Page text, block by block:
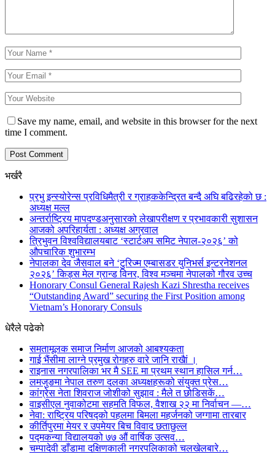
Save my name, email, and website in this browser for the next
time I comment.
भर्खरै
प्रभु इन्स्योरेन्स प्रविधिमैत्री र ग्राहककेन्द्रित बन्दै अघि बढिरहेको छ :
अध्यक्ष मल्ल
अन्तर्राष्ट्रिय मापदण्डअनुसारको लेखापरीक्षण र प्रभावकारी सुशासन
आजको अपरिहार्यता : अध्यक्ष अग्रवाल
त्रिभुवन विश्वविद्यालयबाट ‘स्टार्टअप समिट नेपाल-२०२६’ को
औपचारिक शुभारम्भ
नेपालका देव जैसवाल बने ‘टुरिज्म एम्बासडर युनिभर्स इन्टरनेशनल
२०२६’ किड्स मेल ग्रान्ड विनर, विश्व मञ्चमा नेपालको गौरव उच्च
Honorary Consul General Rajesh Kazi Shrestha receives
“Outstanding Award” securing the First Position among
Vietnam’s Honorary Consuls
धेरैले पढेको
समतामूलक समाज निर्माण आजको आबश्यकता
गाई भैंसीमा लाग्ने प्रमुख रोगहरु वारे जानि राखैां ।
राइनास नगरपालिका भर मै SEE मा प्रथम स्थान हासिल गर्न…
लमजुङमा नेपाल तरुण दलका अध्यक्षहरूको संयुक्त प्रेस…
कांग्रेस नेता शिवराज जोशीको सुझाव : मैले त छोडिसकें…
वाइसीएल नुवाकोटमा सहमति विफल, वैशाख २२ मा निर्वाचन —…
नेवा: राष्ट्रिय परिषद्को पहलमा बिमला महर्जनको जग्गामा तारबार
कीर्तिपुरमा मेयर र उपमेयर बिच विवाद छताछुल्ल
पद्मकन्या विद्यालयको ७७ औं ‌‌वार्षिक ‌उत्सव…
चम्पादेवी डाँडामा दक्षिणकाली नगरपलिकाको चलखेलबारे…